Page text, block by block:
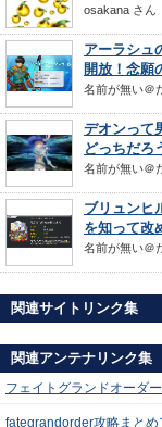
osakana さん
アーラシュ
開放！念願
名前が無い＠
デオンって
どっちだろ
名前が無い＠
ブリュンヒ
を知って改
名前が無い＠
関連サイトリンク集
関連アンテナリンク集
フェイトグランドオーダ
fategrandorder攻略まとめ